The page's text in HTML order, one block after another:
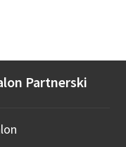
Partnerski